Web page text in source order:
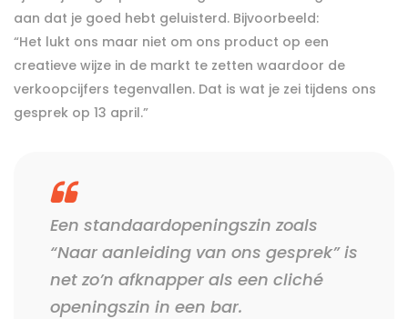
aan dat je goed hebt geluisterd. Bijvoorbeeld:
“Het lukt ons maar niet om ons product op een
creatieve wijze in de markt te zetten waardoor de
verkoopcijfers tegenvallen. Dat is wat je zei tijdens ons
gesprek op 13 april.”
Een standaardopeningszin zoals
“Naar aanleiding van ons gesprek” is
net zo’n afknapper als een cliché
openingszin in een bar.